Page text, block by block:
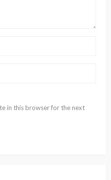
in this browser for the next